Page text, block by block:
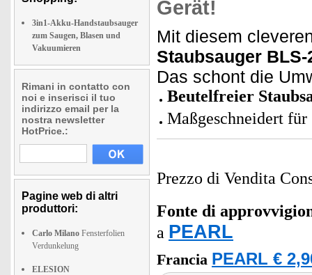
3in1-Akku-Handstaubsauger
zum Saugen, Blasen und
Vakuumieren
Rimani in contatto con
noi e inserisci il tuo
indirizzo email per la
nostra newsletter
HotPrice.:
Pagine web di altri
produttori:
Carlo Milano Fensterfolien
Verdunkelung
ELESION
Gerät!
Mit diesem
Staubsauger
Das schont die
Beutelfreier
Maßgeschneidert für
Prezzo di Vendita
Fonte di
a PEARL
Francia PEARL €